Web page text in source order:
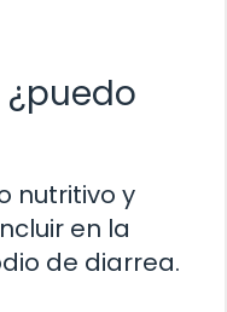
nutritivo y
en la
de diarrea.